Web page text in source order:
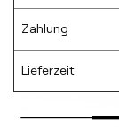
Zahlung
Lieferzeit